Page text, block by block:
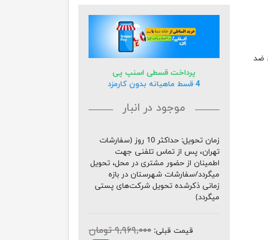
ضد
پرداخت قسطی اسنپ پی
4 قسط ماهیانه بدون کارمزد
موجود در انبار
زمان تحویل:
حداکثر 10 روز (سفارشات
تهران، پس از تماس تلفنی جهت
اطمینان از حضور مشتری در محل، تحویل
میگردد/سفارشات شهرستان در بازه
زمانی ذکرشده تحویل شرکت‌های پستی
میگردد)
قیمت قبلی: ۹,۹۶۹,۰۰۰ تومان